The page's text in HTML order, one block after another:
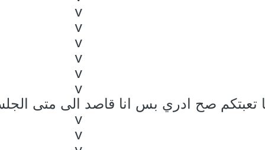
v
v
v
v
v
v
تعبتكم صح ادري بس انا قاصد الى متى
v
v